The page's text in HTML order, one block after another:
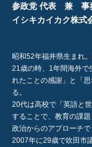
参政党 代表 兼 事
イシキカイカク株式
昭和52年福井県生まれ
21歳の時、1年間海外で
れたことの感謝」と「
る。
20代は高校で「英語と
することで、教育の課題
政治からのアプローチ
2007年に29歳で吹田市